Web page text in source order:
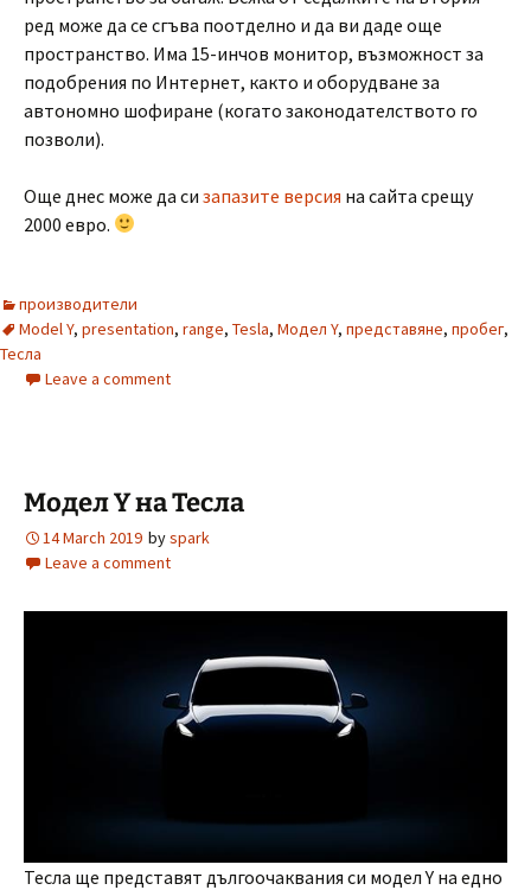
ред може да се сгъва поотделно и да ви даде още
пространство. Има 15-инчов монитор, възможност за
подобрения по Интернет, както и оборудване за
автономно шофиране (когато законодателството го
позволи).
Още днес може да си запазите версия на сайта срещу
2000 евро.
производители
Model Y, presentation, range, Tesla, Модел Y, представяне, пробег,
Тесла
Leave a comment
Модел Y на Тесла
14 March 2019 byspark
Leave a comment
Тесла ще представят дългоочаквания си модел Y на едно